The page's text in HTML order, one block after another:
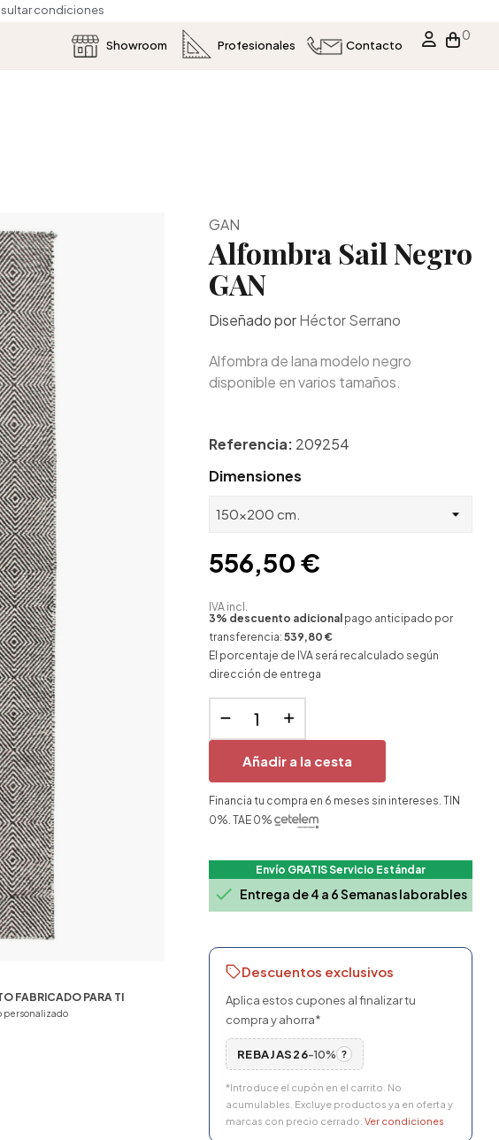
condiciones
Showroom Profesionales Contacto
0
FABRICADO PARA TI
personalizado
GAN
Alfombra Sail Negro
GAN
Diseñado porHéctor Serrano
Alfombra de lana modelo negro
disponible en varios tamaños.
Referencia: 209254
Dimensiones
556,50 €
IVA incl.
3% descuento adicional pago anticipado por
transferencia: 539,80 €
El porcentaje de IVA será recalculado según
dirección de entrega
Añadir a la cesta
Financia tu compra en 6 meses sin intereses. TIN
0%. TAE 0%
Envío GRATIS Servicio Estándar
 Entrega de 4 a 6 Semanas laborables
Descuentos exclusivos
Aplica estos cupones al finalizar tu
compra y ahorra*
REBAJAS26-10% ?
*Introduce el cupón en el carrito. No
acumulables. Excluye productos ya en oferta y
marcas con precio cerrado. Ver condiciones